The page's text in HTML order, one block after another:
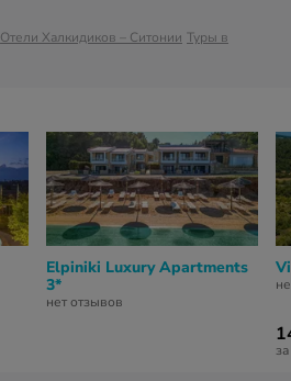
Отели Халкидиков – Ситонии Туры в
Elpiniki Luxury Apartments
3*
нет отзывов